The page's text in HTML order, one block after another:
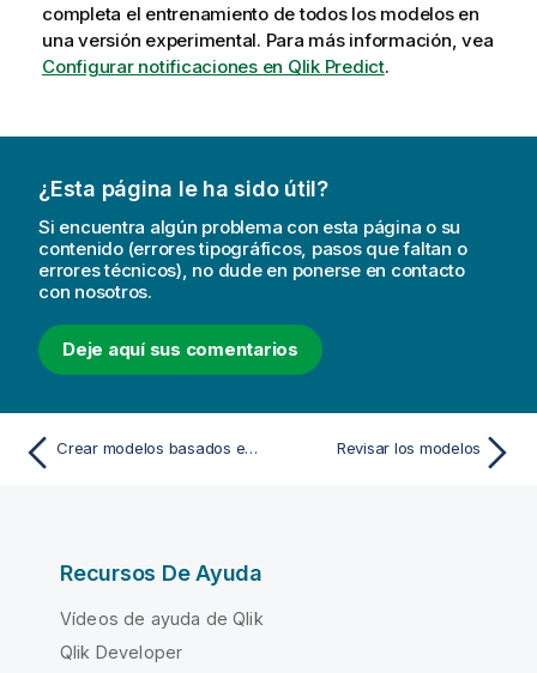
completa el entrenamiento de todos los modelos en
una versión experimental. Para más información, vea
Configurar notificaciones en Qlik Predict.
¿Esta página le ha sido útil?
Si encuentra algún problema con esta página o su
contenido (errores tipográficos, pasos que faltan o
errores técnicos), no dude en ponerse en contacto
con nosotros.
Deje aquí sus comentarios
Crear modelos basados en el tiempo Revisar los modelos
Recursos De Ayuda
Vídeos de ayuda de Qlik
Qlik Developer